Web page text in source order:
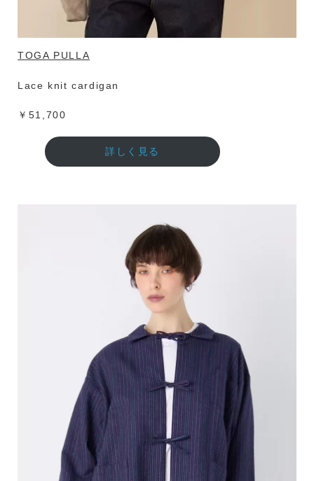
TOGA PULLA
Lace knit cardigan
￥51,700
詳しく見る